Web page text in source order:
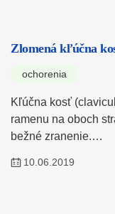
Zlomená kľúčna
ochorenia
Kľúčna kosť
ramenu na oboch
bežné zranenie.…
10.06.2019